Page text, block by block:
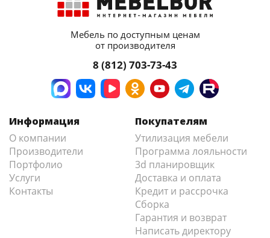
Мебель по доступным ценам
от производителя
8 (812) 703-73-43
Информация
О компании
Производители
Портфолио
Услуги
Контакты
Покупателям
Утилизация мебели
Программа лояльности
3d планировщик
Доставка и оплата
Кредит и рассрочка
Сборка
Гарантия и возврат
Написать директору